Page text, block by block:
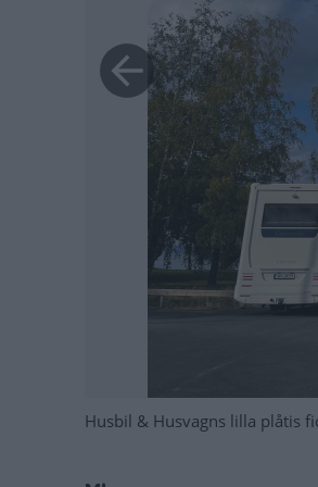
Husbil & Husvagns lilla plåtis